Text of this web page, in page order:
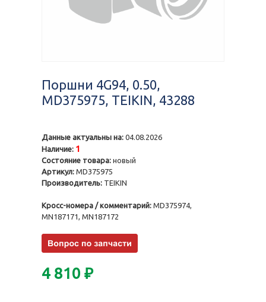
Поршни 4G94, 0.50,
MD375975, TEIKIN, 43288
Данные актуальны на: 04.08.2026
Наличие: 1
Состояние товара: новый
Артикул: MD375975
Производитель: TEIKIN
Кросс-номера / комментарий: MD375974,
MN187171, MN187172
4 810 ₽